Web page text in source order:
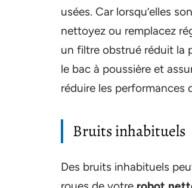
usées. Car lorsqu’elles
nettoyez ou remplacez
un filtre obstrué réduit la
le bac à poussière et
réduire les performances
Bruits inhabituels
Des bruits inhabituels